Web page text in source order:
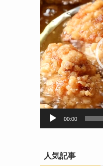
プ
レ
ー
ヤ
ー
00:00
人気記事